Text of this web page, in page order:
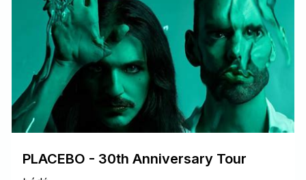
PLACEBO - 30th Anniversary Tour